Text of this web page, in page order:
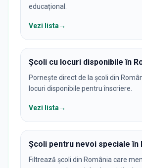
educațional.
Vezi lista→
Școli cu locuri disponibile în
Pornește direct de la școli din
locuri disponibile pentru înscriere.
Vezi lista→
Școli pentru nevoi speciale în
Filtrează școli din România care